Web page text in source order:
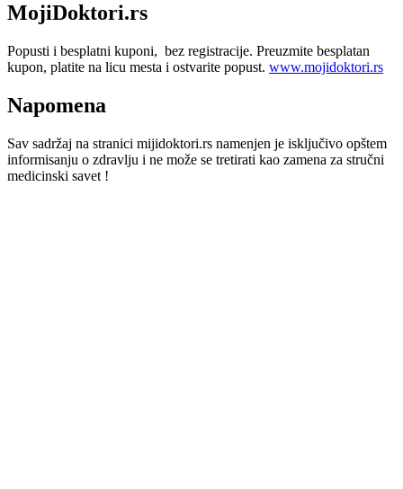
MojiDoktori.rs
Popusti i besplatni kuponi, bez registracije. Preuzmite besplatan
kupon, platite na licu mesta i ostvarite popust. www.mojidoktori.rs
Napomena
Sav sadržaj na stranici mijidoktori.rs namenjen je isključivo opštem
informisanju o zdravlju i ne može se tretirati kao zamena za stručni
medicinski savet !